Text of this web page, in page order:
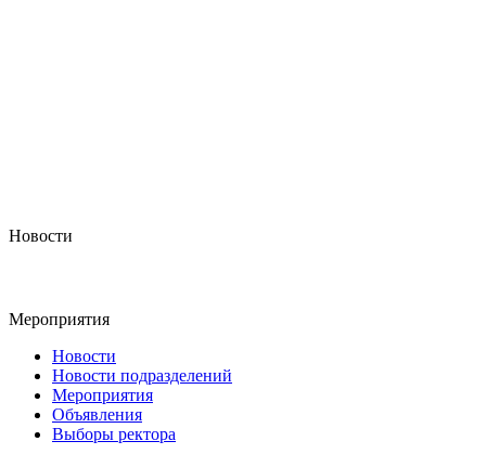
Новости
Мероприятия
Новости
Новости подразделений
Мероприятия
Объявления
Выборы ректора